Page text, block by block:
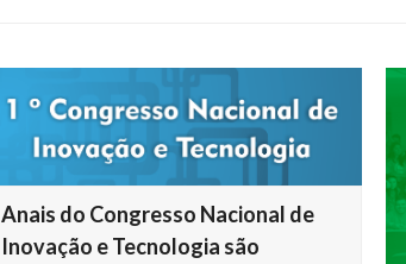
Anais do Congresso Nacional de
Inovação e Tecnologia são